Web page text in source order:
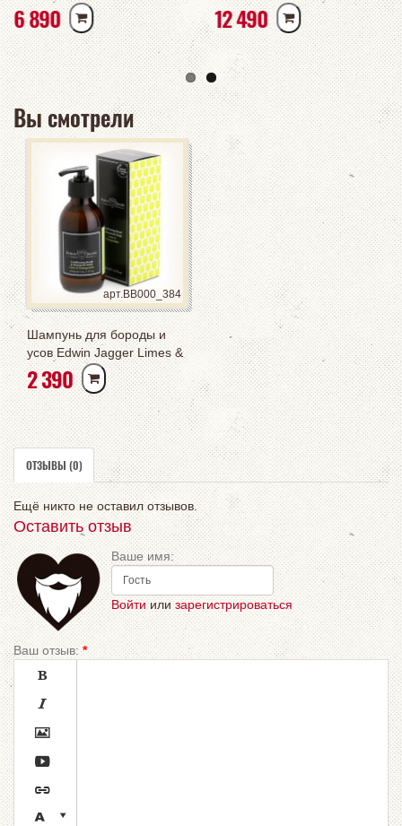
курс
6 890РУБ
полный курс
12 490РУБ
Вы смотрели
арт.BB000_384
Шампунь для бороды и
усов Edwin Jagger Limes &
Pomegranate 200 мл
2 390РУБ
ОТЗЫВЫ (0)
Ещё никто не оставил отзывов.
Оставить отзыв
Ваше имя:
Войтиилизарегистрироваться
Ваш отзыв: *






